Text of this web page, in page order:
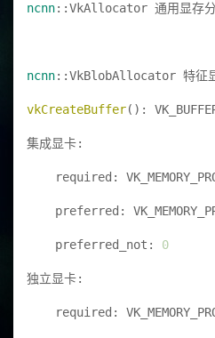
ncnn::VkAllocator 通用显存分
ncnn::VkBlobAllocator 特征
vkCreateBuffer():
集成显卡:
required:
preferred:
preferred_not: 0
独立显卡:
required: